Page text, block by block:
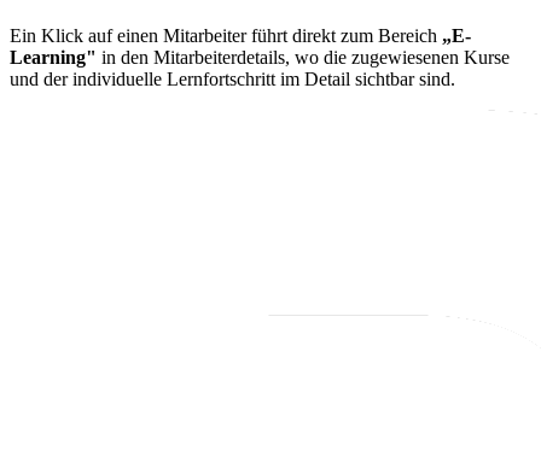
Ein Klick auf einen Mitarbeiter führt direkt zum Bereich „E-
Learning" in den Mitarbeiterdetails, wo die zugewiesenen Kurse
und der individuelle Lernfortschritt im Detail sichtbar sind.